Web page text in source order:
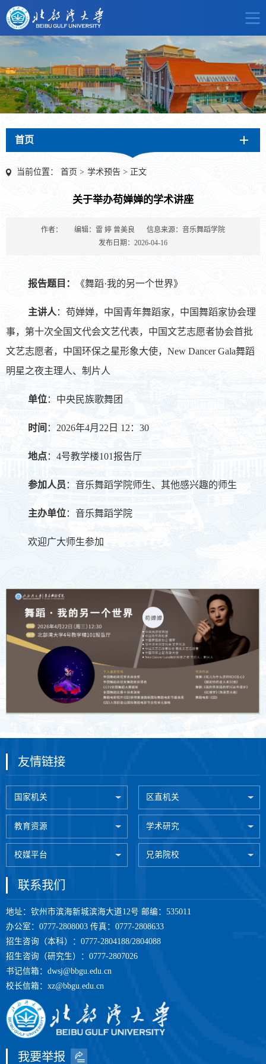
首页
当前位置： 首页 > 学术预告 > 正文
关于举办苟婵婵的学术讲座
作者： 编辑：雷 婷 曾美良
信息来源：音乐舞蹈学院
发布日期：2026-04-16
报告题目： 《舞蹈·我的另一个世界》
主讲人 ：苟婵婵，中国青年舞蹈家，中国舞蹈家协会理
事，第十次全国文代会文艺代表，中国文艺志愿者协会首批
文艺志愿者，中国环保之星形象大使，New Dancer Gala舞蹈
明星之夜主理人、制片人
单位：中央民族歌舞团
时间 ：2026年4月22日 12：30
地点：4号教学楼101报告厅
参加人员：音乐舞蹈学院师生、其他感兴趣的师生
主办单位：音乐舞蹈学院
欢迎广大师生参加
友情链接
国家机关 区直机关
教育资源 学术研究
校媒平台 兄弟院校
联系我们
地址：钦州市滨海新城滨海大道12号 邮编：535011
办公室：0777-2808003 传真：0777-2808633
招生咨询（本科）：0777-2804188/2804088
招生咨询（研究生）：0777-2807026
书记信箱：dwsj@bbgu.edu.cn
校长信箱：xz@bbgu.edu.cn
我要举报